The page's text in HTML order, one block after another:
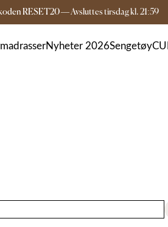
RESET20—Avsluttestirsdagkl. 21:59
frakt over 1599 kr 3-5 dagers levering
Nyheter 2026Sengetøy